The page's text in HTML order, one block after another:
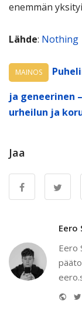
enemmän
Lähde: Nothing
MAINOS
ja geneerinen
urheilun ja
Jaa
Eero
Eero